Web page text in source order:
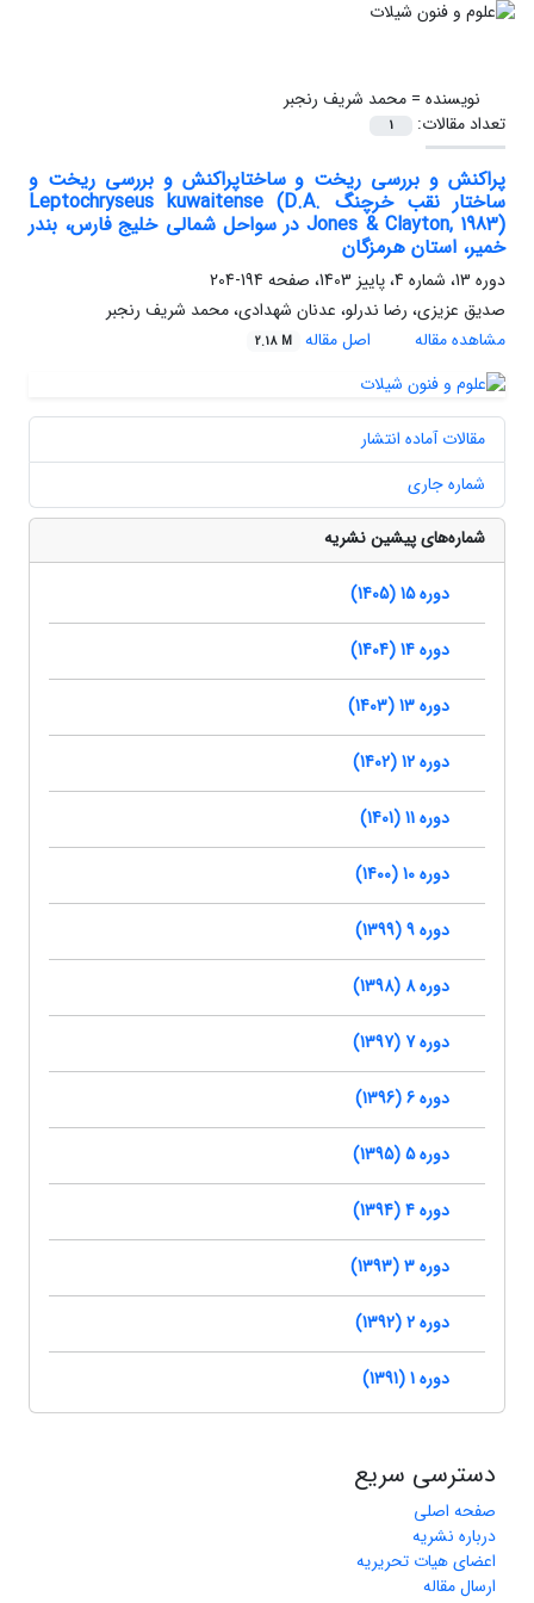
نویسنده =محمد شریف رنجبر
تعداد مقالات:
1
پراکنش و بررسی ریخت و ساختاپراکنش و بررسی ریخت و
ساختار نقب خرچنگ Leptochryseus kuwaitense (D.A.
Jones & Clayton, 1983) در سواحل شمالی خلیج فارس، بندر
خمیر، استان هرمزگان
دوره 13، شماره 4، پاییز 1403، صفحه
194-204
صدیق عزیزی، رضا ندرلو، عدنان شهدادی، محمد شریف رنجبر
مشاهده مقاله
اصل مقاله 2.18 M
مقالات آماده انتشار
شماره جاری
شماره‌های پیشین نشریه
دوره 15 (1405)
دوره 14 (1404)
دوره 13 (1403)
دوره 12 (1402)
دوره 11 (1401)
دوره 10 (1400)
دوره 9 (1399)
دوره 8 (1398)
دوره 7 (1397)
دوره 6 (1396)
دوره 5 (1395)
دوره 4 (1394)
دوره 3 (1393)
دوره 2 (1392)
دوره 1 (1391)
دسترسی سریع
صفحه اصلی
درباره نشریه
اعضای هیات تحریریه
ارسال مقاله